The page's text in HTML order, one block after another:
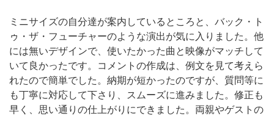
ミニサイズの自分達が案内しているところと、バック・ト
ゥ・ザ・フューチャーのような演出が気に入りました。他
には無いデザインで、使いたかった曲と映像がマッチして
いて良かったです。コメントの作成は、例文を見て考えら
れたので簡単でした。納期が短かったのですが、質問等に
も丁寧に対応して下さり、スムーズに進みました。修正も
早く、思い通りの仕上がりにできました。両親やゲストの